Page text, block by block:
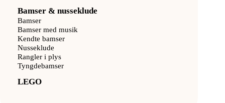
Bamser & nusseklude
Bamser
Bamser med musik
Kendte bamser
Nusseklude
Rangler i plys
Tyngdebamser
LEGO